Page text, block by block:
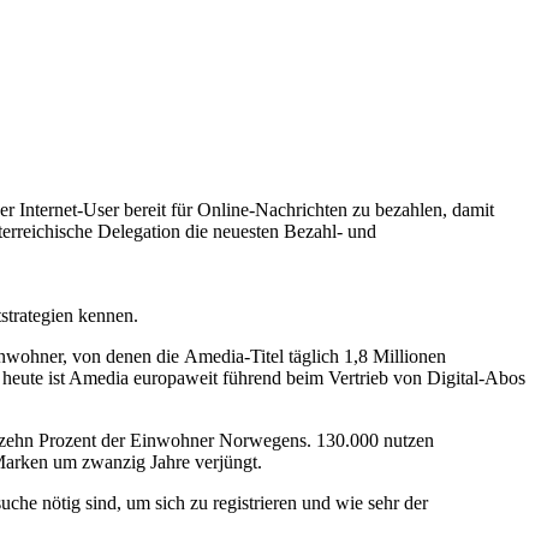
Internet-User bereit für Online-Nachrichten zu bezahlen, damit
Delegation die neuesten Bezahl- und
kennen.
von denen die Amedia-Titel täglich 1,8 Millionen
ist Amedia europaweit führend beim Vertrieb von Digital-Abos
Prozent der Einwohner Norwegens. 130.000 nutzen
um zwanzig Jahre verjüngt.
nötig sind, um sich zu registrieren und wie sehr der